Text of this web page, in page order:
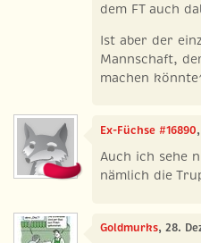
dem FT auch
Ist aber der
Mannschaft,
machen
Ex-Füchse #16890
Auch ich sehe
nämlich die
Goldmurks, 28.